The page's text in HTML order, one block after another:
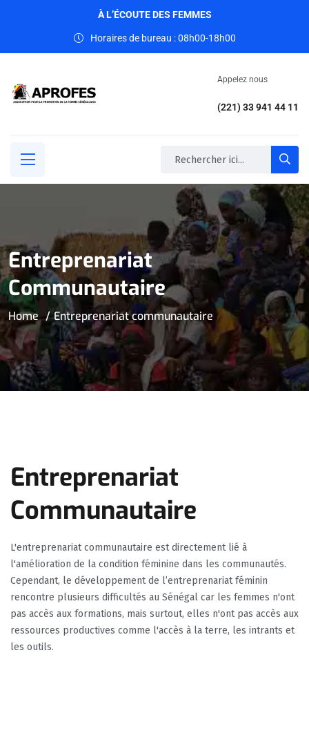
À L’ÉCOUTE DES FEMMES
Horaires de bureau : 08h00-18h00
Appelez nous
(221) 33 941 44 11
Entreprenariat
Communautaire
Home Entreprenariat communautaire
Entreprenariat
Communautaire
L'entreprenariat communautaire est directement lié à
l'amélioration de la condition féminine dans les communautés.
Cependant, le développement de l’entreprenariat féminin
rencontre plusieurs difficultés au Sénégal car les femmes n'ont
pas accès aux formations, mais surtout, elles n'ont pas accès aux
ressources productives comme l'accès à la terre, les intrants et
les outils.